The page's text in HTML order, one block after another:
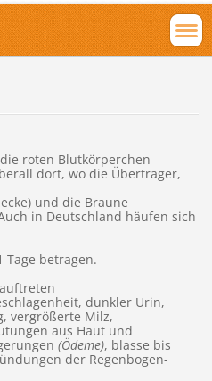
roten Blutkörperchen
dort, wo die Übertrager,
und die Braune
in Deutschland häufen sich
Tage betragen.
dunkler Urin,
vergrößerte Milz,
aus Haut und
(Ödeme), blasse bis
der Regenbogen-